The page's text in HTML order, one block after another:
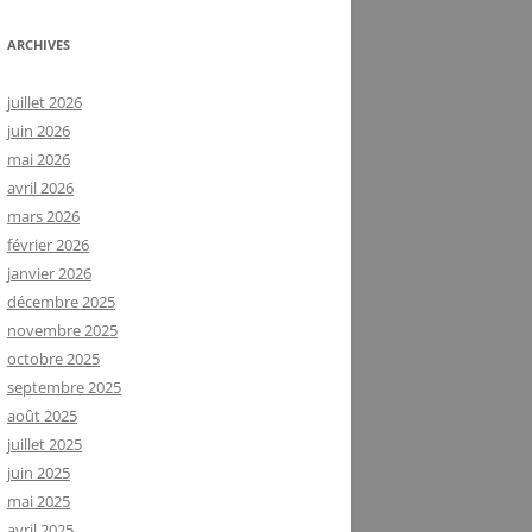
ARCHIVES
juillet 2026
juin 2026
mai 2026
avril 2026
mars 2026
février 2026
janvier 2026
décembre 2025
novembre 2025
octobre 2025
septembre 2025
août 2025
juillet 2025
juin 2025
mai 2025